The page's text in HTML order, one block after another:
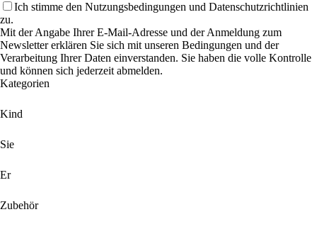
Ich stimme den Nutzungsbedingungen und Datenschutzrichtlinien
zu.
Mit der Angabe Ihrer E-Mail-Adresse und der Anmeldung zum
Newsletter erklären Sie sich mit unseren Bedingungen und der
Verarbeitung Ihrer Daten einverstanden. Sie haben die volle Kontrolle
und können sich jederzeit abmelden.
Kategorien
Kind
Sie
Er
Zubehör